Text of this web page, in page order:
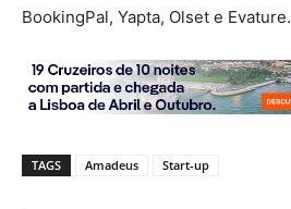
BookingPal, Yapta, Olset e Evature.
TAGS Amadeus Start-up